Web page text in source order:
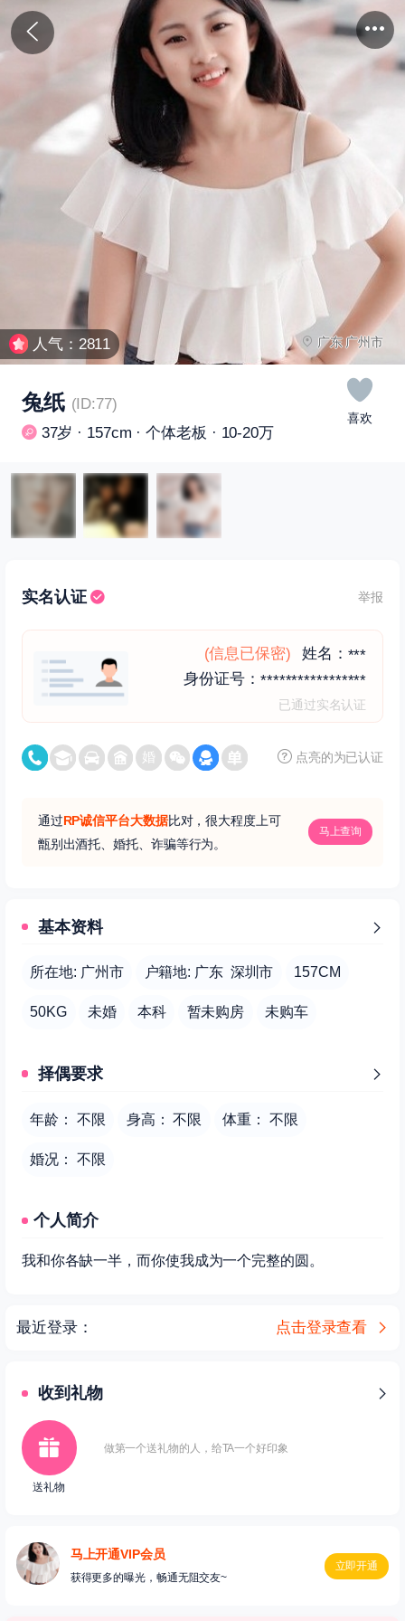
人气：2811 广东 广州市
兔纸 (ID:77)
37岁 · 157cm · 个体老板 · 10-20万
喜欢
实名认证 举报
(信息已保密) 姓名： ***
身份证号： *****************
已通过实名认证
点亮的为已认证
通过RP诚信平台大数据比对，很大程度上可
甑别出酒托、婚托、诈骗等行为。
马上查询
基本资料
所在地: 广州市 户籍地: 广东 深圳市 157CM
50KG 未婚 本科 暂未购房 未购车
择偶要求
年龄： 不限 身高： 不限 体重： 不限
婚况： 不限
个人简介
我和你各缺一半，而你使我成为一个完整的圆。
最近登录： 点击登录查看
收到礼物
送礼物
做第一个送礼物的人，给TA一个好印象
马上开通VIP会员
获得更多的曝光，畅通无阻交友~
立即开通